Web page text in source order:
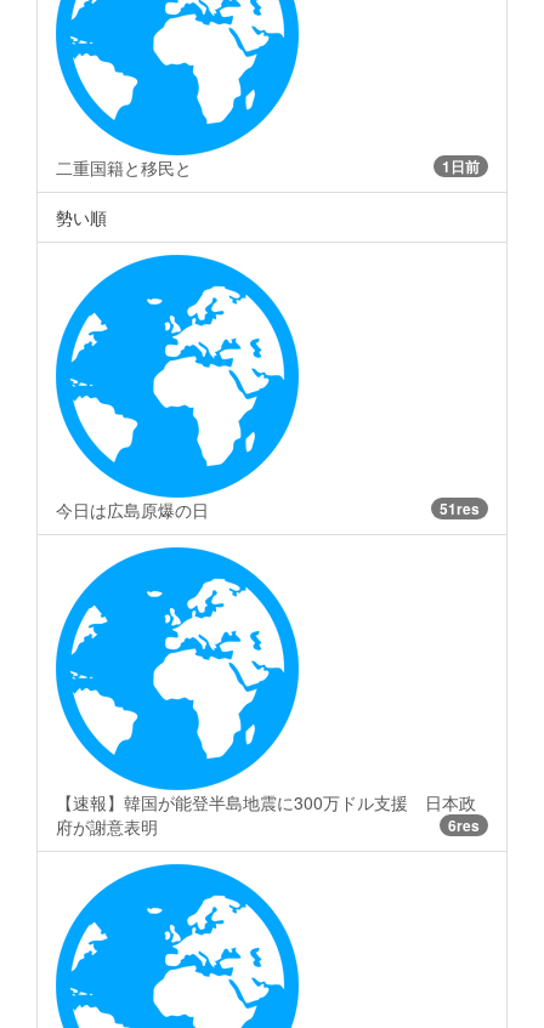
二重国籍と移民と 1日前
勢い順
今日は広島原爆の日 51res
【速報】韓国が能登半島地震に300万ドル支援 日本政
府が謝意表明
6res